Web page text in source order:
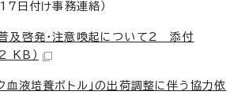
日付け事務連絡）
及啓発・注意喚起について2 添付
KB）
血液培養ボトル」の出荷調整に伴う協力依